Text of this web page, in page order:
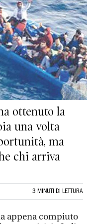
ottenuto la
una volta
ma
chi arriva
3 MINUTI DI LETTURA
appena compiuto